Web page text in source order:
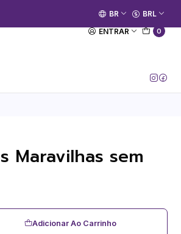
ENTRAR 0
[Entrar no Canal]
BR BRL
Maravilhas sem
Adicionar Ao Carrinho